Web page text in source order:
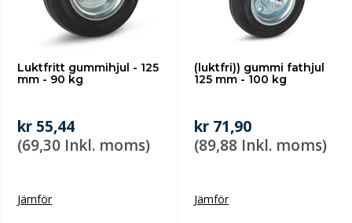
Luktfritt gummihjul - 125
mm - 90 kg
kr 55,44
(69,30 Inkl. moms)
Jämför
(luktfri)) gummi fathjul
125 mm - 100 kg
kr 71,90
(89,88 Inkl. moms)
Jämför